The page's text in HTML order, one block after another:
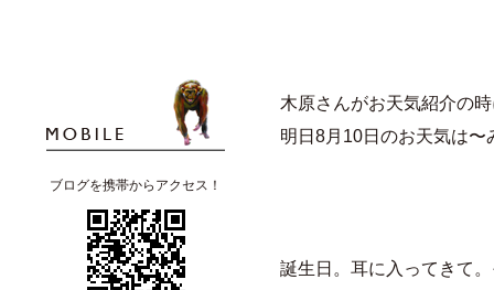
ブログを携帯からアクセス！
木原さんがお天気紹介の
明日8月10日のお天気は〜
誕生日。耳に入ってきて